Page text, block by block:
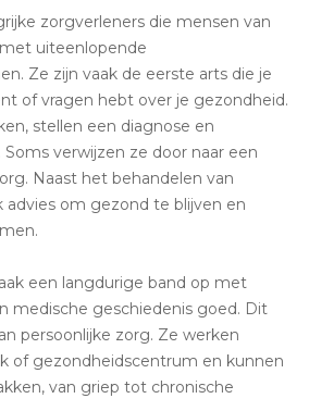
zorgverleners die mensen van
uiteenlopende
Ze zijn vaak de eerste arts die je
of vragen hebt over je gezondheid.
stellen een diagnose en
verwijzen ze door naar een
Naast het behandelen van
om gezond te blijven en
een langdurige band op met
medische geschiedenis goed. Dit
persoonlijke zorg. Ze werken
of gezondheidscentrum en kunnen
van griep tot chronische